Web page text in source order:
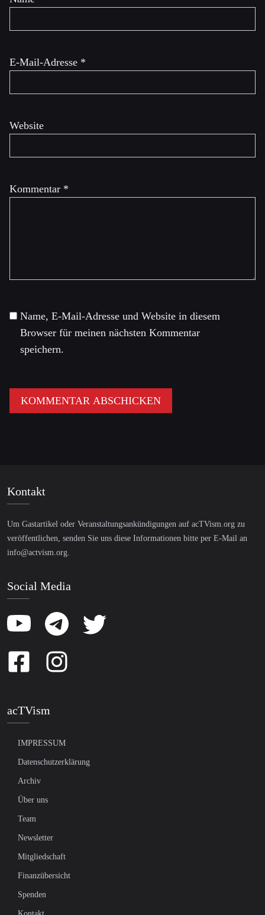
Kommentar *
E-Mail-Adresse *
Website
Name, E-Mail-Adresse und Website in diesem
Browser für meinen nächsten Kommentar
speichern.
Kontakt
Um Gastartikel oder Veranstaltungsankündigungen auf acTVism.org zu
veröffentlichen, senden Sie uns diese Informationen bitte per E-Mail an
info@actvism.org.
Social Media
acTVism
IMPRESSUM
Datenschutzerklärung
Archiv
Über uns
Team
Newsletter
Mitgliedschaft
Finanzübersicht
Spenden